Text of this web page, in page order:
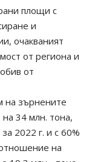
площи с
и
очакваният
от региона и
от
на зърнените
34 млн. тона,
2022 г. и с 60%
на